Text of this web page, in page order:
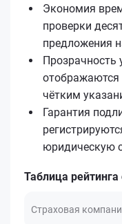
Экономия
проверки
предложения
Прозрачность
отображаются
чётким
Гарантия
юридическую
Таблица
Страховая